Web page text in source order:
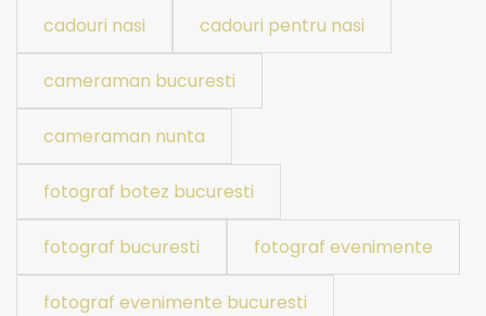
cadouri nasi cadouri pentru nasi
cameraman bucuresti
cameraman nunta
fotograf botez bucuresti
fotograf bucuresti fotograf evenimente
fotograf evenimente bucuresti